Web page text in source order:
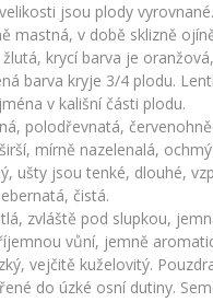
jsou plody vyrovnané.
mastná, v době sklizně
krycí barva je
barva kryje 3/4 plodu.
v kališní části plodu.
polodřevnatá,
mírně nazelenalá,
ušty jsou tenké, dlouhé,
čistá.
zvláště pod slupkou,
vůní, jemně
vejčitě kuželovitý.
do úzké osní dutiny.